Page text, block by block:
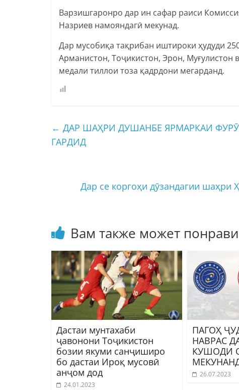
Варзишгаронро дар ин сафар раиси
Назриев намояндагӣ мекунад.
Дар мусобиқа тақрибан иштироки ҳудуди
Арманистон, Тоҷикистон, Эрон, Муғулистон
медали тиллои тоза қадрдони мегарданд.
← ДАР ШАҲРИ ДУШАНБЕ ЯРМАРКАИ
ГАРДИД
Дар се коргоҳи дӯзандагии шаҳри
Вам также может
Дастаи мунтахаби
ҷавонони Тоҷикистон
бозии якуми санҷиширо
бо дастаи Ироқ мусовӣ
анҷом дод
24.01.2023
ПАГОҲ
НАВРАС
КУШОДИ
26.07.2023